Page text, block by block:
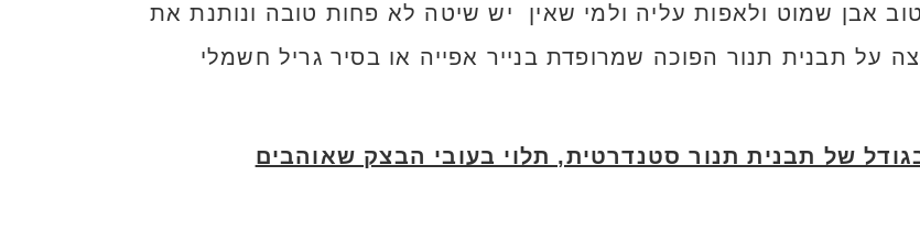
אבן שמוט ולאפות עליה ולמי שאין יש שיטה לא פחות טובה ונותנת את
על תבנית תנור הפוכה שמרופדת בנייר אפייה או בסיר גריל חשמלי